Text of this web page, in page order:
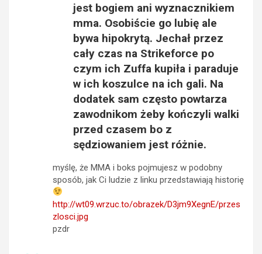
jest bogiem ani wyznacznikiem
mma. Osobiście go lubię ale
bywa hipokrytą. Jechał przez
cały czas na Strikeforce po
czym ich Zuffa kupiła i paraduje
w ich koszulce na ich gali. Na
dodatek sam często powtarza
zawodnikom żeby kończyli walki
przed czasem bo z
sędziowaniem jest różnie.
myślę, że MMA i boks pojmujesz w podobny
sposób, jak Ci ludzie z linku przedstawiają historię
http://wt09.wrzuc.to/obrazek/D3jm9XegnE/przes
zlosci.jpg
pzdr